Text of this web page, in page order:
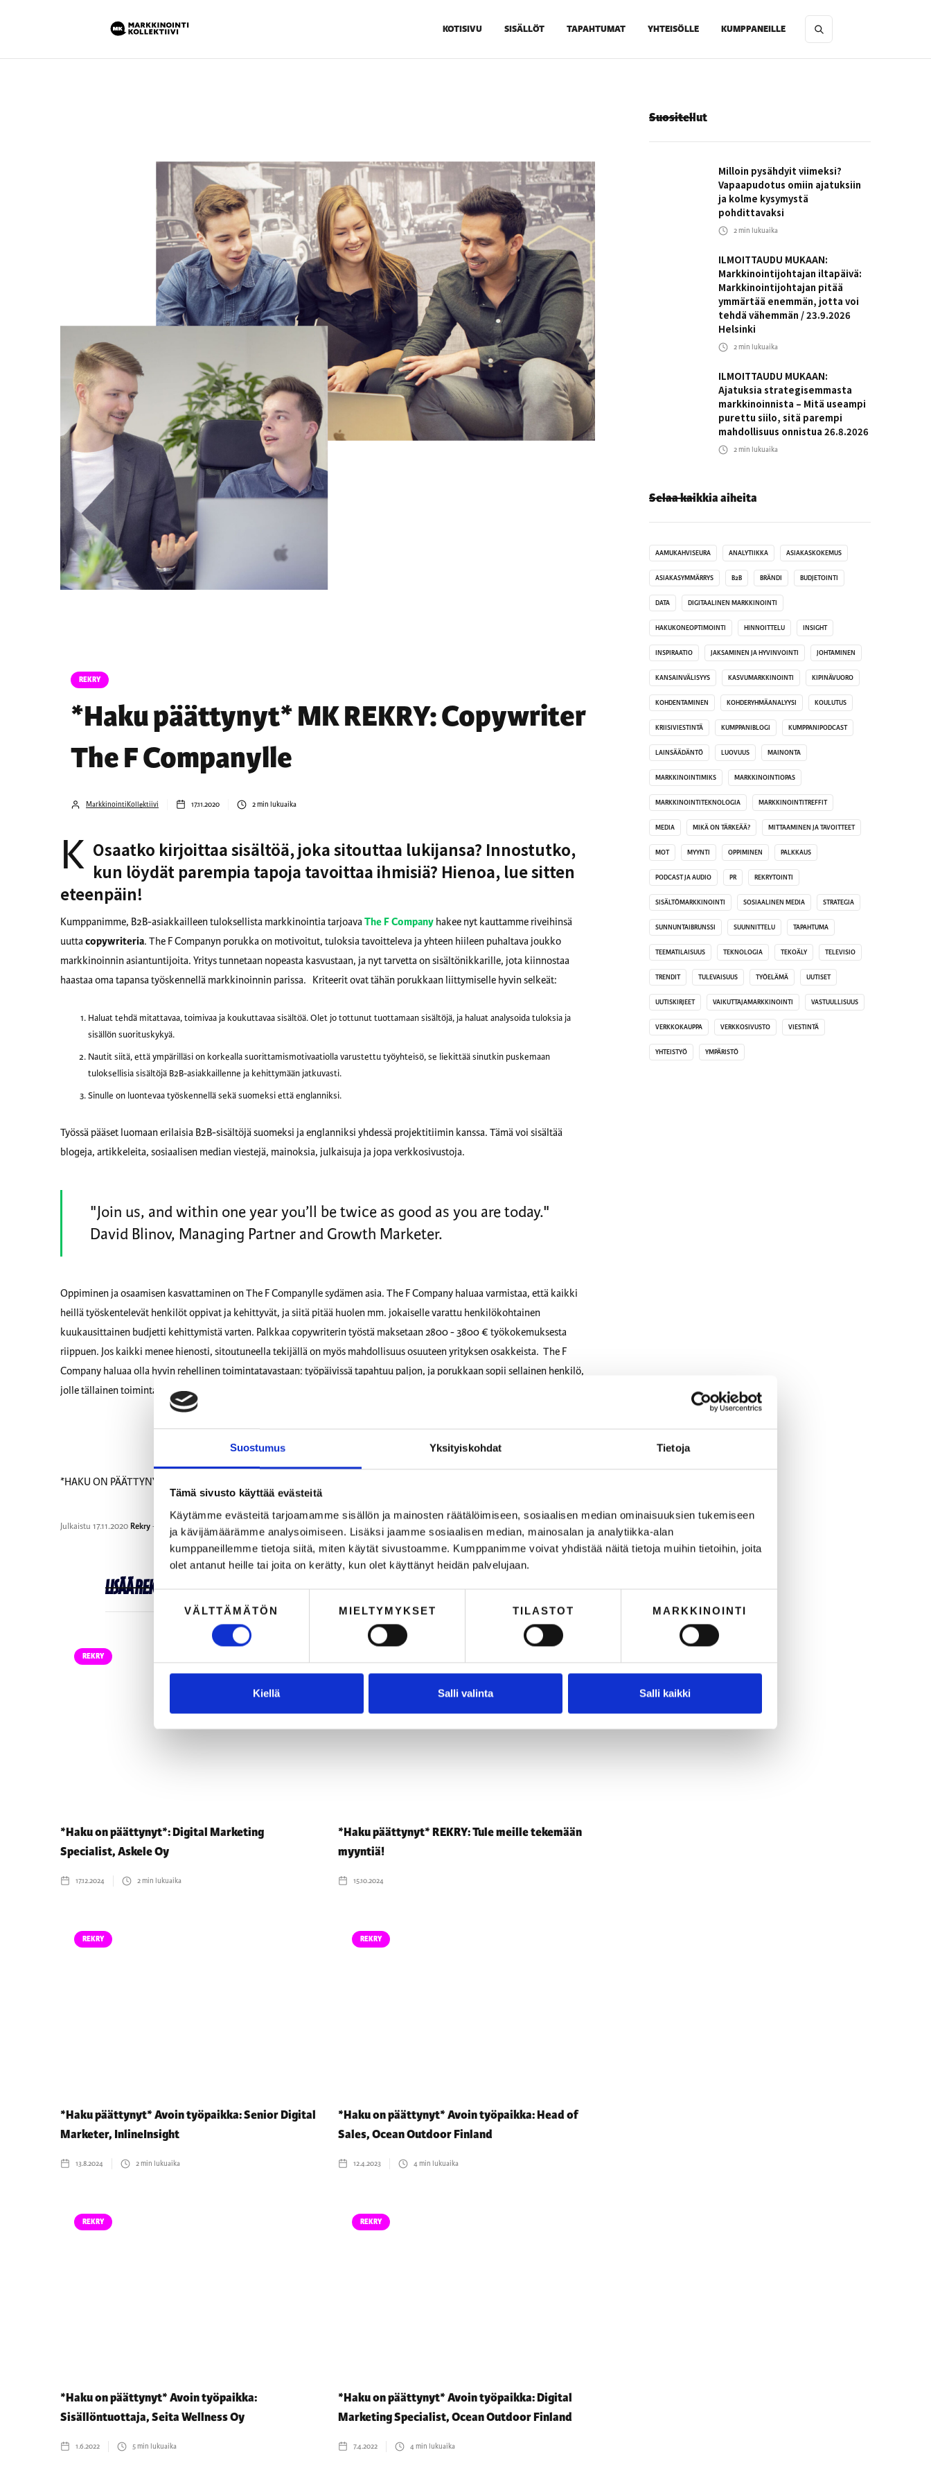
Suostumus Yksityiskohdat Tietoja
Tämä sivusto käyttää evästeitä
Käytämme evästeitä tarjoamamme sisällön ja mainosten räätälöimiseen, sosiaalisen median ominaisuuksien tukemiseen
ja kävijämäärämme analysoimiseen. Lisäksi jaamme sosiaalisen median, mainosalan ja analytiikka-alan
kumppaneillemme tietoja siitä, miten käytät sivustoamme. Kumppanimme voivat yhdistää näitä tietoja muihin tietoihin, joita
olet antanut heille tai joita on kerätty, kun olet käyttänyt heidän palvelujaan.
VÄLTTÄMÄTÖN MIELTYMYKSET TILASTOT MARKKINOINTI
Kiellä Salli valinta Salli kaikki
KOTISIVU SISÄLLÖT TAPAHTUMAT YHTEISÖLLE KUMPPANEILLE
REKRY
*Haku päättynyt* MK REKRY: Copywriter
The F Companylle
MarkkinointiKollektiivi 17.11.2020 2min lukuaika
K Osaatko kirjoittaa sisältöä, joka sitouttaa lukijansa? Innostutko,
kun löydät parempia tapoja tavoittaa ihmisiä? Hienoa, lue sitten
eteenpäin!
Kumppanimme, B2B-asiakkailleen tuloksellista markkinointia tarjoavaTheF Companyhakee nyt kauttamme riveihinsä
uuttacopywriteria. The F Companyn porukka on motivoitut, tuloksia tavoitteleva ja yhteen hiileen puhaltava joukko
markkinoinnin asiantuntijoita. Yritys tunnetaan nopeasta kasvustaan, ja nyt tarvetta on sisältönikkarille, jota kiinnostaa
haastaa oma tapansa työskennellä markkinoinnin parissa. Kriteerit ovat tähän porukkaan liittymiselle hyvin selkeät:
Haluat tehdä mitattavaa, toimivaa ja koukuttavaa sisältöä. Olet jo tottunut tuottamaan sisältöjä, ja haluat analysoida tuloksia ja
sisällön suorituskykyä.
Nautit siitä, että ympärilläsi on korkealla suorittamismotivaatiolla varustettu työyhteisö, se liekittää sinutkin puskemaan
tuloksellisia sisältöjä B2B-asiakkaillenne ja kehittymään jatkuvasti.
Sinulle on luontevaa työskennellä sekä suomeksi että englanniksi.
Työssä pääset luomaan erilaisia B2B-sisältöjä suomeksi ja englanniksi yhdessä projektitiimin kanssa. Tämä voi sisältää
blogeja, artikkeleita, sosiaalisen median viestejä, mainoksia, julkaisuja ja jopa verkkosivustoja.
"Join us, and within one year you’ll be twice as good as you are today."
David Blinov, Managing Partner and Growth Marketer.
Oppiminen ja osaamisen kasvattaminen on The F Companylle sydämen asia. The F Company haluaa varmistaa, että kaikki
heillä työskentelevät henkilöt oppivat ja kehittyvät, ja siitä pitää huolen mm. jokaiselle varattu henkilökohtainen
kuukausittainen budjetti kehittymistä varten. Palkkaa copywriterin työstä maksetaan 2800 - 3800 € työkokemuksesta
riippuen. Jos kaikki menee hienosti, sitoutuneella tekijällä on myös mahdollisuus osuuteen yrityksen osakkeista. The F
Company haluaa olla hyvin rehellinen toimintatavastaan: työpäivissä tapahtuu paljon, ja porukkaan sopii sellainen henkilö,
jolle tällainen toimintatapa toimii. Toimisto sijaitsee Helsingin keskustassa, mutta tarjolla on mahdollisuus tehdä myös etänä.
*HAKU ON PÄÄTTYNYT.*
Julkaistu 17.11.2020 Rekry-kategoriassa
LisääRekry-kategoriasta KATSO KAIKKI
REKRY
*Haku on päättynyt*: Digital Marketing
Specialist, Askele Oy
17.12.2024 2min lukuaika
*Haku päättynyt* REKRY: Tule meille tekemään
myyntiä!
15.10.2024
REKRY
*Haku päättynyt* Avoin työpaikka: Senior Digital
Marketer, InlineInsight
13.8.2024 2min lukuaika
REKRY
*Haku on päättynyt* Avoin työpaikka: Head of
Sales, Ocean Outdoor Finland
12.4.2023 4 min lukuaika
REKRY
*Haku on päättynyt* Avoin työpaikka:
Sisällöntuottaja, Seita Wellness Oy
1.6.2022 5min lukuaika
REKRY
*Haku on päättynyt* Avoin työpaikka: Digital
Marketing Specialist, Ocean Outdoor Finland
7.4.2022 4 min lukuaika
Suositellut
Milloin pysähdyit viimeksi?
Vapaapudotus omiin ajatuksiin
ja kolme kysymystä
pohdittavaksi
2min lukuaika
ILMOITTAUDU MUKAAN:
Markkinointijohtajan iltapäivä:
Markkinointijohtajan pitää
ymmärtää enemmän, jotta voi
tehdä vähemmän / 23.9.2026
Helsinki
2min lukuaika
ILMOITTAUDU MUKAAN:
Ajatuksia strategisemmasta
markkinoinnista – Mitä useampi
purettu siilo, sitä parempi
mahdollisuus onnistua 26.8.2026
2min lukuaika
Selaa kaikkia aiheita
AAMUKAHVISEURA ANALYTIIKKA ASIAKASKOKEMUS
ASIAKASYMMÄRRYS B2B BRÄNDI BUDJETOINTI
DATA DIGITAALINEN MARKKINOINTI
HAKUKONEOPTIMOINTI HINNOITTELU INSIGHT
INSPIRAATIO JAKSAMINEN JA HYVINVOINTI JOHTAMINEN
KANSAINVÄLISYYS KASVUMARKKINOINTI KIPINÄVUORO
KOHDENTAMINEN KOHDERYHMÄANALYYSI KOULUTUS
KRIISIVIESTINTÄ KUMPPANIBLOGI KUMPPANIPODCAST
LAINSÄÄDÄNTÖ LUOVUUS MAINONTA
MARKKINOINTIMIKS MARKKINOINTIOPAS
MARKKINOINTITEKNOLOGIA MARKKINOINTITREFFIT
MEDIA MIKÄ ON TÄRKEÄÄ? MITTAAMINEN JA TAVOITTEET
MOT MYYNTI OPPIMINEN PALKKAUS
PODCAST JA AUDIO PR REKRYTOINTI
SISÄLTÖMARKKINOINTI SOSIAALINEN MEDIA STRATEGIA
SUNNUNTAIBRUNSSI SUUNNITTELU TAPAHTUMA
TEEMATILAISUUS TEKNOLOGIA TEKOÄLY TELEVISIO
TRENDIT TULEVAISUUS TYÖELÄMÄ UUTISET
UUTISKIRJEET VAIKUTTAJAMARKKINOINTI VASTUULLISUUS
VERKKOKAUPPA VERKKOSIVUSTO VIESTINTÄ
YHTEISTYÖ YMPÄRISTÖ